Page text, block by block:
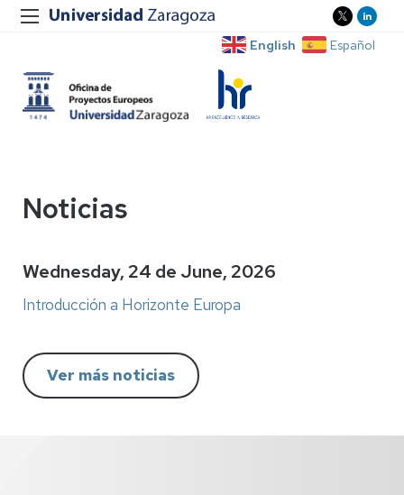
English Español
Noticias
Wednesday, 24 de June, 2026
Introducción a Horizonte Europa
Ver más noticias